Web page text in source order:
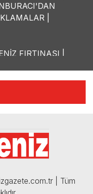
|
FIRTINASI |
FIRTINASI |
| Tüm